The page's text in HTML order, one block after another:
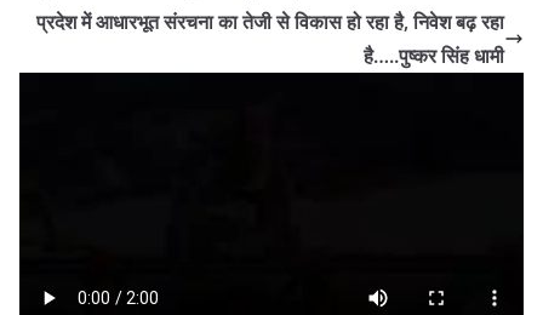
प्रदेश में आधारभूत संरचना का तेजी से विकास हो रहा है, निवेश बढ़ रहा
है…..पुष्कर सिंह धामी